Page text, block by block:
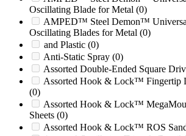
37(0)
37B(0)
37B HIGH SHEAR(0)
3P24(0)
3P40(0)
400(0)
400 Series(0)
413(0)
413H
416B(0)
Oscillating Blade for Metal (0)
AMPED™ Steel Demon™
Oscillating Blades for Metal (0)
and Plastic (0)
Anti-Static Spray (0)
Assorted Double-Ended Square
Assorted Hook & Lock™ Fingertip
(0)
Assorted Hook & Lock™
Sheets (0)
Assorted Hook & Lock™ ROS